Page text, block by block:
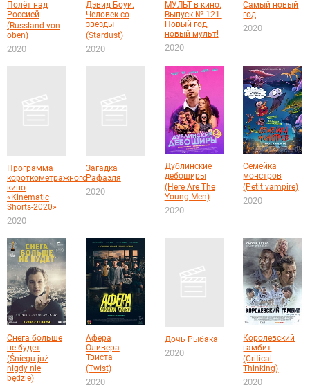
Полёт над
Россией
(Russland von
oben)
2020
Дэвид Боуи.
Человек со
звезды
(Stardust)
2020
МУЛЬТ в кино.
Выпуск № 121.
Новый год,
новый мульт!
2020
Самый новый
год
2020
Программа
короткометражного
кино
«Kinematic
Shorts-2020»
2020
Загадка
Рафаэля
2020
Дублинские
дебоширы
(Here Are The
Young Men)
2020
Семейка
монстров
(Petit vampire)
2020
Снега больше
не будет
(Śniegu już
nigdy nie
będzie)
Афера
Оливера
Твиста
(Twist)
2020
Дочь Рыбака
2020
Королевский
гамбит
(Critical
Thinking)
2020